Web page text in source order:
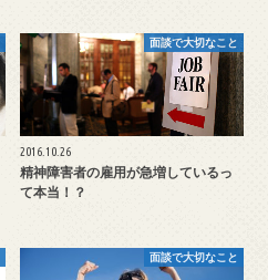
面談で大切なこと
2016.10.26
精神障害者の雇用が急増しているっ
て本当！？
面談で大切なこと